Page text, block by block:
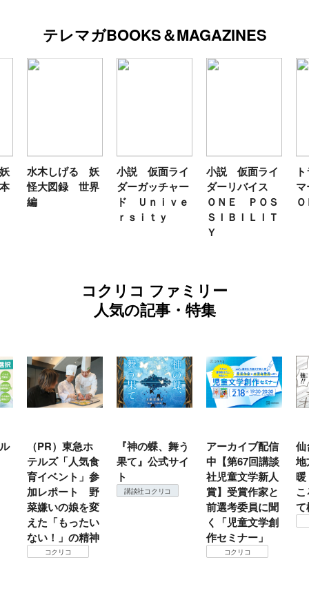
テレマガBOOKS＆MAGAZINES
水木しげる 妖
怪大図録 世界
編
小説 仮面ライ
ダーガッチャー
ド Ｕｎｉｖｅ
ｒｓｉｔｙ
小説 仮面ライ
ダーリバイス
ＯＮＥ ＰＯＳ
ＳＩＢＩＬＩＴ
Ｙ
コクリコ ファミリー
人気の記事・特集
（PR）東急ホ
テルズ「人気食
育イベント」参
加レポート 野
菜嫌いの娘を変
えた「もったい
ない！」の精神
コクリコ
『神の蝶、舞う
果て』公式サイ
ト
講談社コクリコ
アーカイブ配信
中【第67回講談
社児童文学新人
賞】受賞作家と
前選考委員に聞
く「児童文学創
作セミナー」
コクリコ
仙
地
て